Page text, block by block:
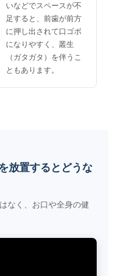
いなどでスペースが不
足すると、前歯が前方
に押し出されて口ゴボ
になりやすく、叢生
（ガタガタ）を伴うこ
ともあります。
放置するとどうな
なく、お口や全身の健